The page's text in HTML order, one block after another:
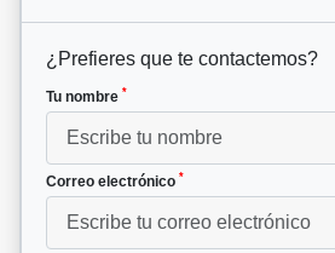
¿Prefieres que te contactemos?
Tu nombre *
Correo electrónico *